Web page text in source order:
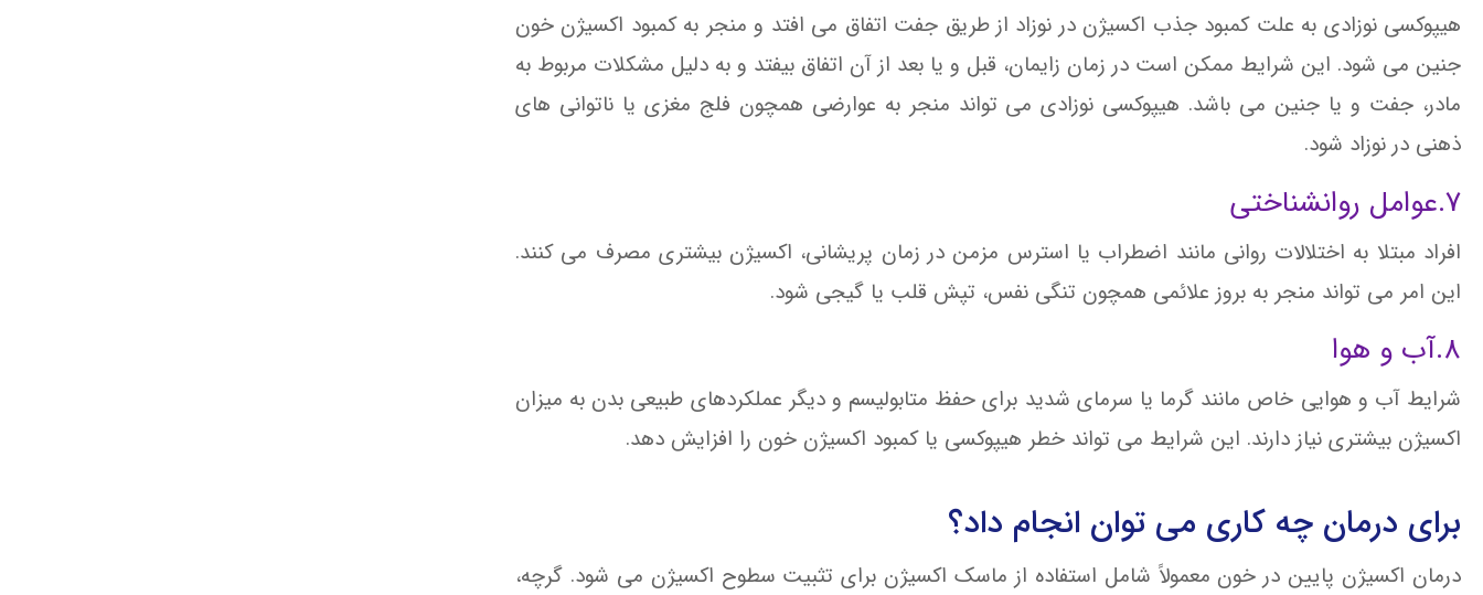
هیپوکسی نوزادی به علت کمبود جذب اکسیژن در نوزاد از طریق جفت اتفاق می افتد و منجر به کمبود اکسیژن خون
جنین می شود. این شرایط ممکن است در زمان زایمان، قبل و یا بعد از آن اتفاق بیفتد و به دلیل مشکلات مربوط به
مادر، جفت و یا جنین می باشد. هیپوکسی نوزادی می تواند منجر به عوارضی همچون فلج مغزی یا ناتوانی های
ذهنی در نوزاد شود.
7.عوامل روانشناختی
افراد مبتلا به اختلالات روانی مانند اضطراب یا استرس مزمن در زمان پریشانی، اکسیژن بیشتری مصرف می کنند.
این امر می تواند منجر به بروز علائمی همچون تنگی نفس، تپش قلب یا گیجی شود.
8.آب و هوا
شرایط آب و هوایی خاص مانند گرما یا سرمای شدید برای حفظ متابولیسم و دیگر عملکردهای طبیعی بدن به میزان
اکسیژن بیشتری نیاز دارند. این شرایط می تواند خطر هیپوکسی یا کمبود اکسیژن خون را افزایش دهد.
برای درمان چه کاری می توان انجام داد؟
درمان اکسیژن پایین در خون معمولاً شامل استفاده از ماسک اکسیژن برای تثبیت سطوح اکسیژن می شود. گرچه،